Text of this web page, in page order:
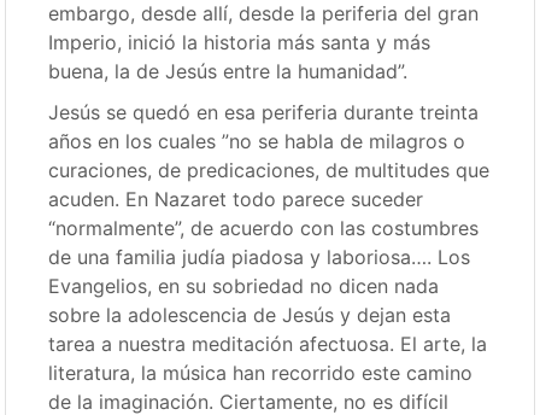
embargo, desde allí, desde la periferia del gran
Imperio, inició la historia más santa y más
buena, la de Jesús entre la humanidad”.
Jesús se quedó en esa periferia durante treinta
años en los cuales ”no se habla de milagros o
curaciones, de predicaciones, de multitudes que
acuden. En Nazaret todo parece suceder
“normalmente”, de acuerdo con las costumbres
de una familia judía piadosa y laboriosa…. Los
Evangelios, en su sobriedad no dicen nada
sobre la adolescencia de Jesús y dejan esta
tarea a nuestra meditación afectuosa. El arte, la
literatura, la música han recorrido este camino
de la imaginación. Ciertamente, no es difícil